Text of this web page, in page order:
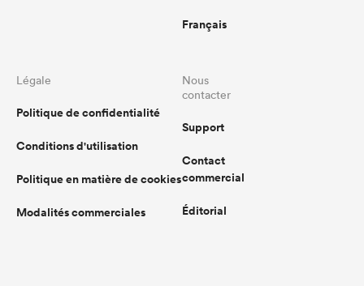
Français
Légale
Politique de confidentialité
Conditions d'utilisation
Politique en matière de cookies
Modalités commerciales
Nous
contacter
Support
Contact
commercial
Éditorial